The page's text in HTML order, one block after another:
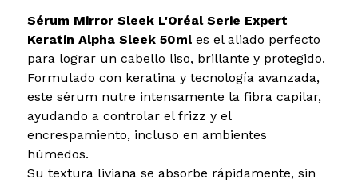
Sérum Mirror Sleek L'Oréal Serie Expert
Keratin Alpha Sleek 50mles el aliado perfecto
para lograr un cabello liso, brillante y protegido.
Formulado con keratina y tecnología avanzada,
este sérum nutre intensamente la fibra capilar,
ayudando a controlar el frizz y el
encrespamiento, incluso en ambientes
húmedos.
Su textura liviana se absorbe rápidamente, sin